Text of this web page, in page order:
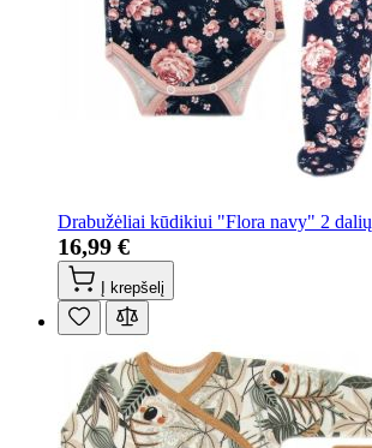
Drabužėliai kūdikiui "Flora navy" 2 dalių
16,99 €
Į krepšelį